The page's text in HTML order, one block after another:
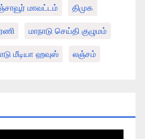
மாவட்டம் திமுக
மாநாடு செய்தி குழுமம்
மீடியா ஹவுஸ் லஞ்சம்